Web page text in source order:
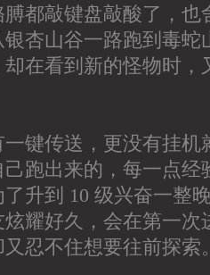
都敲键盘敲酸了，也
杏山谷一路跑到毒蛇
在看到新的怪物时，
键传送，更没有挂机
跑出来的，每一点经
升到 10 级兴奋一整
耀好久，会在第一次
忍不住想要往前探索